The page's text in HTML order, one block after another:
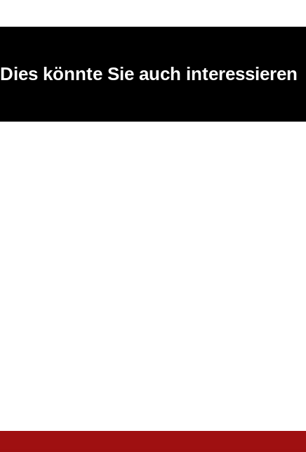
Dies könnte Sie auch interessieren